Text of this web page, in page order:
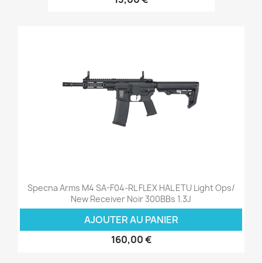
Specna Arms M4 SA-F04-RL FLEX HAL ETU Light Ops/
New Receiver Noir 300BBs 1.3J
AJOUTER AU PANIER
160,00 €